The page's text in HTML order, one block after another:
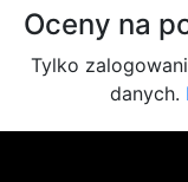
Oceny na
Tylko
danych.